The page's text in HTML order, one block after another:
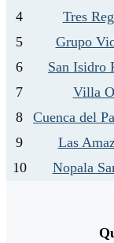
4
Tres
5
Grupo
6
San Isidro
7
Villa
8
Cuenca del
9
Las
10
Nopala